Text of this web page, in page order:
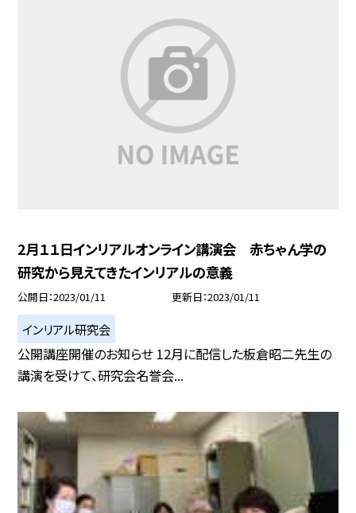
2月１１日インリアルオンライン講演会 赤ちゃん学の
研究から見えてきたインリアルの意義
公開日 2023/01/11 更新日 2023/01/11
インリアル研究会
公開講座開催のお知らせ 12月に配信した板倉昭二先生の
講演を受けて、研究会名誉会...